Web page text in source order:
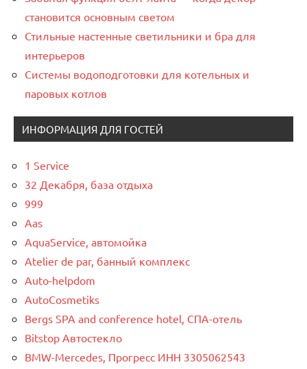
становится основным светом
Стильные настенные светильники и бра для
интерьеров
Системы водоподготовки для котельных и
паровых котлов
ИНФОРМАЦИЯ ДЛЯ ГОСТЕЙ
1 Service
32 Декабря, база отдыха
999
Aas
AquaService, автомойка
Atelier de par, банный комплекс
Auto-helpdom
AutoCosmetiks
Bergs SPA and conference hotel, СПА-отель
Bitstop Автостекло
BMW-Mercedes, Прогресс ИНН 3305062543